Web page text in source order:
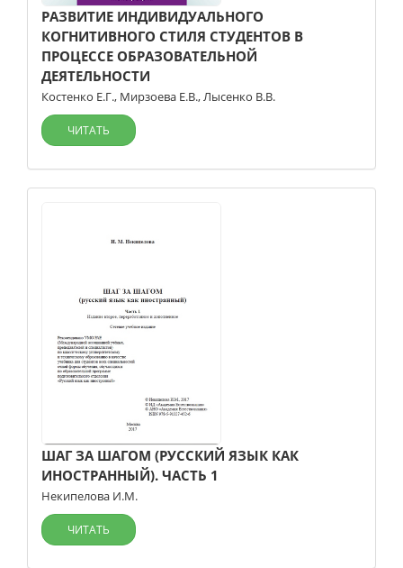
РАЗВИТИЕ ИНДИВИДУАЛЬНОГО
КОГНИТИВНОГО СТИЛЯ СТУДЕНТОВ В
ПРОЦЕССЕ ОБРАЗОВАТЕЛЬНОЙ
ДЕЯТЕЛЬНОСТИ
Костенко Е.Г., Мирзоева Е.В.,Лысенко В.В.
ЧИТАТЬ
ШАГ ЗА ШАГОМ (РУССКИЙ ЯЗЫК КАК
ИНОСТРАННЫЙ). ЧАСТЬ 1
Некипелова И.М.
ЧИТАТЬ